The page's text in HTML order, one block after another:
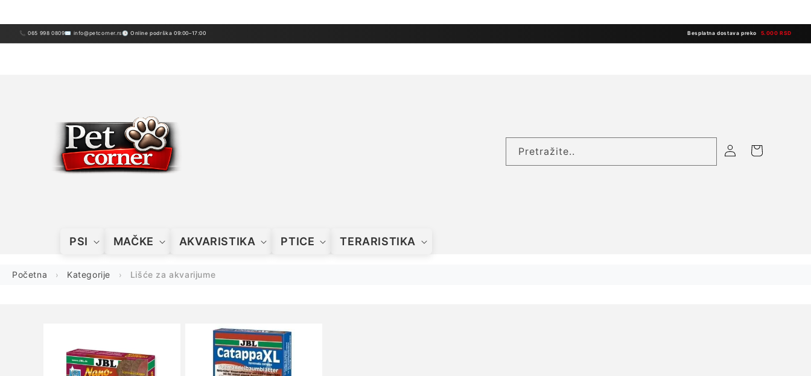
📞 065 998 0809✉ info@petcorner.rs🕒 Online podrška 09:00–17:00 Besplatna dostava preko 5.000 RSD
PSI MAČKE AKVARISTIKA PTICE TERARISTIKA
Pretražite..
Prijavite
Korpa
Početna Kategorije Lišće za akvarijume